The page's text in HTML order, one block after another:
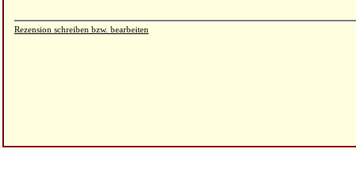
Rezension schreiben bzw. bearbeiten